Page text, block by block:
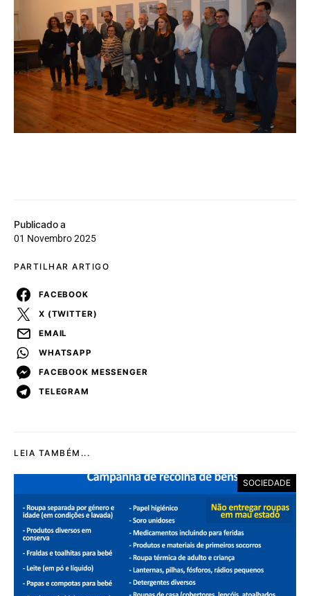
Publicado a
01 Novembro 2025
PARTILHAR ARTIGO
FACEBOOK
X (TWITTER)
EMAIL
WHATSAPP
FACEBOOK MESSENGER
TELEGRAM
LEIA TAMBÉM...
SOCIEDADE